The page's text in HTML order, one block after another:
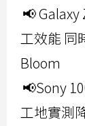
📢
工效能 同
Bloom
📢Sony
工地實測